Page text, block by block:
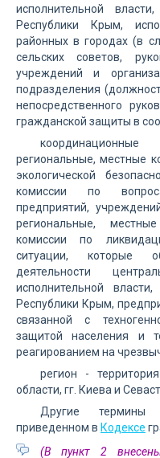
исполнительной
Республики Крым,
районных в городах (в
сельских советов,
учреждений и
подразделения
непосредственного
гражданской защиты в
региональные, местные
экологической
комиссии по
предприятий,
региональные,
комиссии по
ситуации, которые
деятельности
исполнительной
Республики Крым,
связанной с
защитой населения и
реагированием на
регион -
области, гг. Киева и
Другие термины
приведенном в Кодексе
(В пункт 2